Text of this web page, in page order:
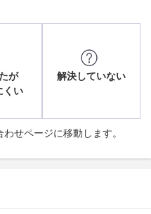
が
くい
解決していない
せページに移動します。